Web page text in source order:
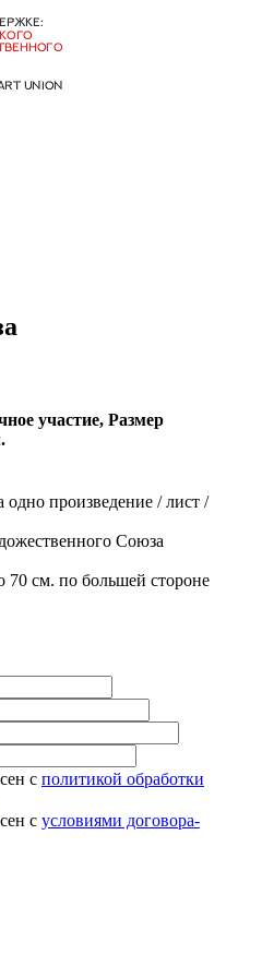
участие, Размер
одно произведение / лист /
Союза
70 см. по большей стороне
с политикой обработки
с условиями договора-